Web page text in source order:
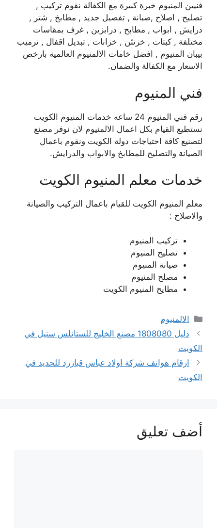
فنيين المنيوم خبرة كبيرة مع الكفالة نقوم تركيب ,
تصليح , اصلاح ,صيانة , تفصيل جديد , مطابخ , شتر ,
درايش , ابواب , مطابح , درابزين , غرف بمقاسات
مختلفة , كبتات , خزتئن , خزانات , تبديل اقفال , ترميب
بيبان المنيوم , افضل خامات الالمنيوم العالمية بارخص
الاسعار مع الكفالة والضمان.
فني المنيوم
رقم فني المنيوم 24 ساعه خدمات المنيوم الكويت
نستطيع القيام بكل اعمال الالمنيوم لان نوفر مصنع
لتصنيع كافة احتياجات دولة الكويت ونقوم باعمال
الصيانة والتصليح للمطابخ والابواب والدرايش.
خدمات معلم المنيوم الكويت
معلم المنيوم الكويت للقيام باعمال التركيب والصيانة
والاصلاح :
تركيب المنيوم
تصليح المنيوم
صيانة المنيوم
مصلح المنيوم
مطايح المنيوم الكويت
التصنيفات
الالمنيوم
دليل 1808080 مصنع الخليج للستانلس ستيل في
الكويت
ارقام هواتف شركة اولاد عباس قبازرد للحديد في
الكويت
أضف تعليق